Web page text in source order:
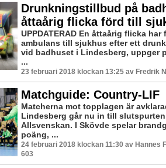
Drunkningstillbud på
åttaårig flicka förd till
UPPDATERAD En åttaårig flicka har
ambulans till sjukhus efter ett
vid badhuset i Lindesberg, uppger
...
23 februari 2018 klockan 13:25 av Fredrik
Matchguide: Country-LIF
Matcherna mot topplagen är
Lindesberg går nu in till
Allsvenskan. I Skövde spelar
poäng, ...
24 februari 2018 klockan 11:30 av Hannes
603